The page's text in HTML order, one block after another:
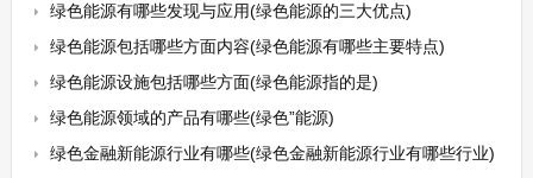
绿色能源有哪些发现与应用(绿色能源的三大优点)
绿色能源包括哪些方面内容(绿色能源有哪些主要特点)
绿色能源设施包括哪些方面(绿色能源指的是)
绿色能源领域的产品有哪些(绿色”能源)
绿色金融新能源行业有哪些(绿色金融新能源行业有哪些行业)